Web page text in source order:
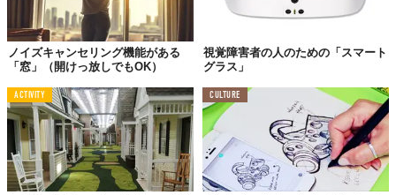
ノイズキャンセリング機能がある
「窓」（開けっ放しでもOK）
視覚障害者の人のための「スマート
グラス」
ACTIVITY CULTURE